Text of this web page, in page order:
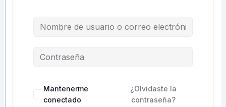
Mantenerme
conectado
¿Olvidaste la
contraseña?